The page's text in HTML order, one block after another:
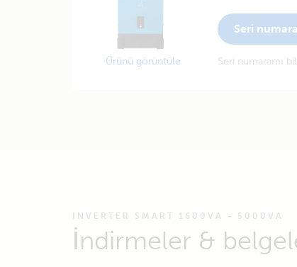
Ürünü görüntüle
Seri
Seri numaramı
INVERTER SMART 1600VA - 5000VA
İndirmeler &